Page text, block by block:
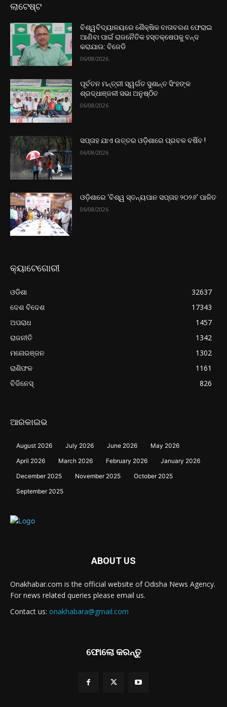
ଲାଟେଷ୍ଟ
ବିଶ୍ୱବିଦ୍ୟାଳୟରେ ଶୈକ୍ଷିକ ବାତାବରଣ ଫେରାଇ
ଆଣିବା ପାଇଁ ରାଜନୈତିକ ହସ୍ତକ୍ଷେପକୁ ବନ୍ଦ
କରାଯାଉ: ବିଜେଡି
06/08/2026
ପୂର୍ବତନ ମନ୍ତ୍ରୀ ସ୍ୱର୍ଗତ ସୁଶାନ୍ତ ସିଂହଙ୍କ
ଶ୍ରଦ୍ଧାଞ୍ଜଳୀ ସଭା ଅନୁଷ୍ଠିତ
06/08/2026
ସପ୍ତାହ ଯାଏ ଉତ୍ତର‌ ଓଡ଼ିଶାରେ ପ୍ରବଳ ବର୍ଷିବ !
06/08/2026
ଓଡ଼ିଶାରେ ‘ବିଶ୍ୱ ସ୍ତନ୍ୟପାନ ସପ୍ତାହ ୨୦୨୬’ ପାଳିତ
06/08/2026
କ୍ୟାଟେଗୋରୀ
ଓଡିଶା
32637
ଦେଶ ବିଦେଶ
17343
ଅପରାଧ
1457
ରାଜନୀତି
1342
ମନୋରଞ୍ଜନ
1302
ରାଶିଫଳ
1161
ବିଜିନେସ୍
826
ଆରକାଇଭ
August 2026 July 2026 June 2026
May 2026
April 2026
March 2026 February 2026
January 2026
December 2025
November 2025
October 2025
September 2025
ABOUT US
Onakhabar.com is the official website of Odisha News Agency.
For news related queries please email us.
Contact us: onakhabara@gmail.com
ଫୋଲୋ କରନ୍ତୁ